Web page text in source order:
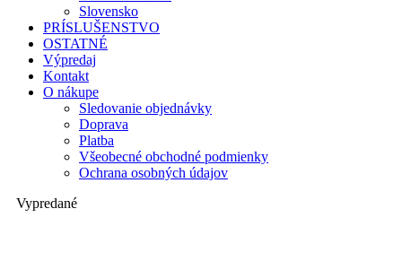
Slovensko
PRÍSLUŠENSTVO
OSTATNÉ
Výpredaj
Kontakt
O nákupe
Sledovanie objednávky
Doprava
Platba
Všeobecné obchodné podmienky
Ochrana osobných údajov
Vypredané